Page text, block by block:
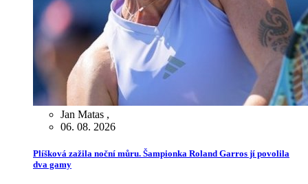
Jan Matas ,
06. 08. 2026
Plíšková zažila noční můru. Šampionka Roland Garros jí povolila
dva gamy